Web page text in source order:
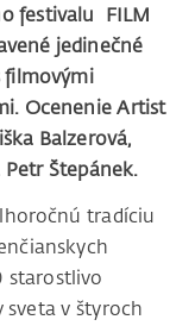
festivalu FILM
jedinečné
filmovými
Ocenenie Artist
Balzerová,
Štepánek.
tradíciu
starostlivo
v štyroch